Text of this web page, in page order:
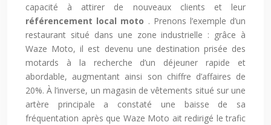
capacité à attirer de nouveaux clients et leur
référencement local moto . Prenons l’exemple d’un
restaurant situé dans une zone industrielle : grâce à
Waze Moto, il est devenu une destination prisée des
motards à la recherche d’un déjeuner rapide et
abordable, augmentant ainsi son chiffre d’affaires de
20%. À l’inverse, un magasin de vêtements situé sur une
artère principale a constaté une baisse de sa
fréquentation après que Waze Moto ait redirigé le trafic